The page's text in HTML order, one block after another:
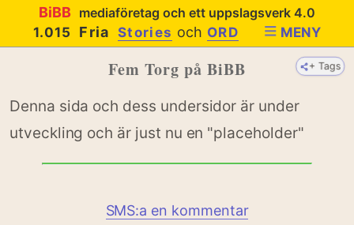
BiBB mediaföretag och ett uppslagsverk 4.0
1.015
FriaStories och ORD MENY
+ Tags
Fem Torg på BiBB
Denna sida och dess undersidor är under
utveckling och är just nu en "placeholder"
SMS:a en kommentar